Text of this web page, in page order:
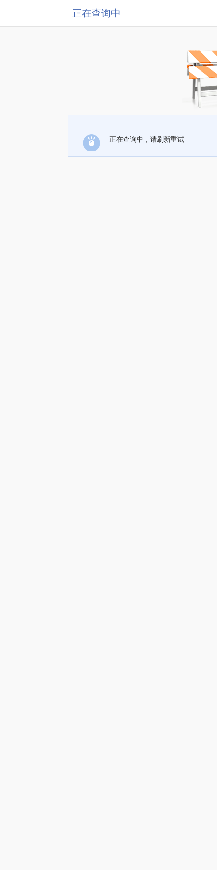
正在查询中
正在查询中，请刷新重试